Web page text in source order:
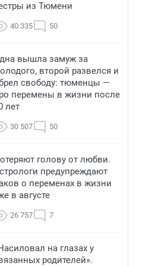
из Тюмени
40 335 50
вышла замуж за
второй развелся и
свободу: тюменцы —
перемены в жизни после
лет
30 507 50
голову от любви.
предупреждают
о переменах в жизни
в августе
26 757 7
на глазах у
родителей».